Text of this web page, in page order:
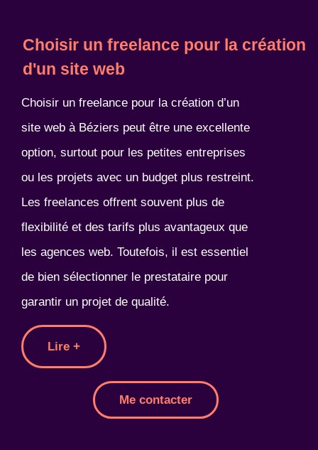
Choisir un freelance pour la création
d'un site web
Choisir un freelance pour la création d’un
site web à Béziers peut être une excellente
option, surtout pour les petites entreprises
ou les projets avec un budget plus restreint.
Les freelances offrent souvent plus de
flexibilité et des tarifs plus avantageux que
les agences web. Toutefois, il est essentiel
de bien sélectionner le prestataire pour
garantir un projet de qualité.
Lire +
Me contacter